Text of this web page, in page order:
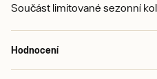
Součást limitované sezonní
Hodnocení